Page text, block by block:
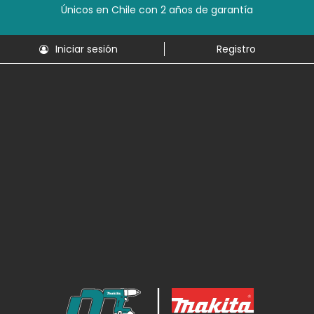
Únicos en Chile con 2 años de garantía
Iniciar sesión Registro